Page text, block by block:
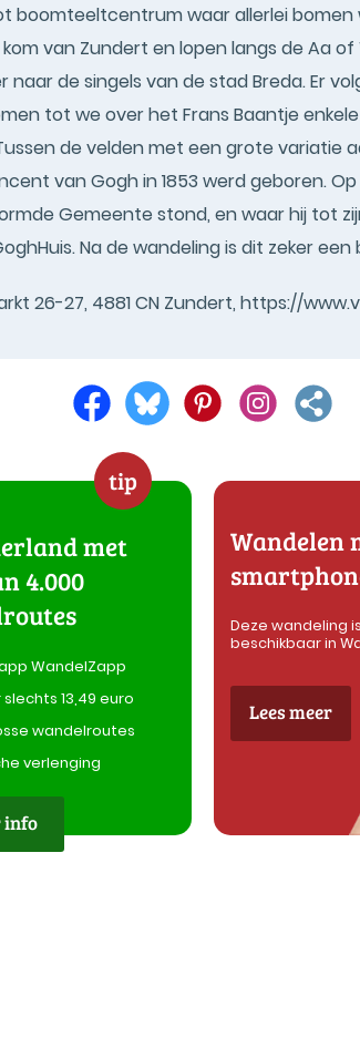
boomteeltcentrum waar allerlei bomen
van Zundert en lopen langs de Aa
naar de singels van de stad Breda. Er
tot we over het Frans Baantje
de velden met een grote variatie
van Gogh in 1853 werd geboren.
Gemeente stond, en waar hij tot
Na de wandeling is dit zeker een
26-27, 4881 CN Zundert, https://
tip
met
4.000
WandelZapp
13,49 euro
wandelroutes
verlenging
info
Wandelen
Deze wandeling
beschikbaar in
Lees meer